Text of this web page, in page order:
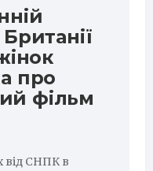
про
фільм
від СНПК в